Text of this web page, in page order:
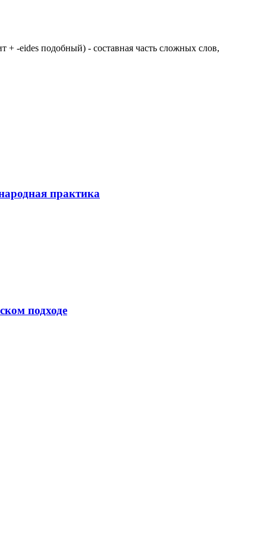
-eides подобный) - составная часть сложных слов,
практика
подходе